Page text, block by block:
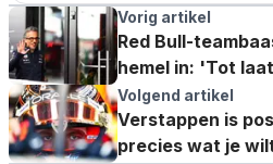
Vorig artikel
Red Bull-
hemel in: 'Tot
gebleven'
Volgend artikel
Verstappen is
precies wat je